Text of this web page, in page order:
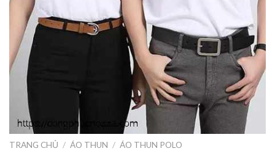
TRANG CHỦ / ÁO THUN / ÁO THUN POLO